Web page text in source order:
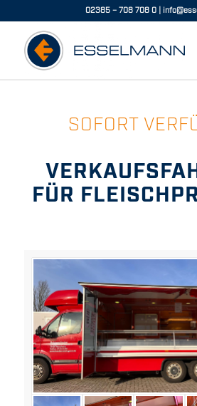
02385 – 708 708 0
SOFORT
FÜR